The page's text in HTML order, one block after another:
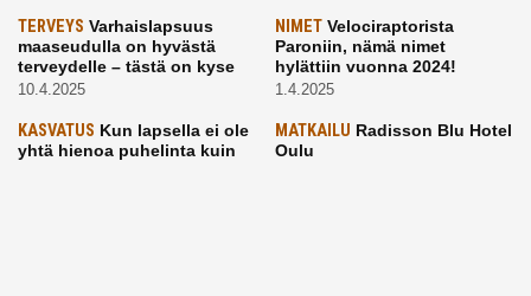
TERVEYS Varhaislapsuus
maaseudulla on hyvästä
terveydelle – tästä on kyse
10.4.2025
NIMETVelociraptorista
Paroniin, nämä nimet
hylättiin vuonna 2024!
1.4.2025
KASVATUS Kun lapsella ei ole
yhtä hienoa puhelinta kuin
MATKAILU Radisson Blu Hotel
Oulu